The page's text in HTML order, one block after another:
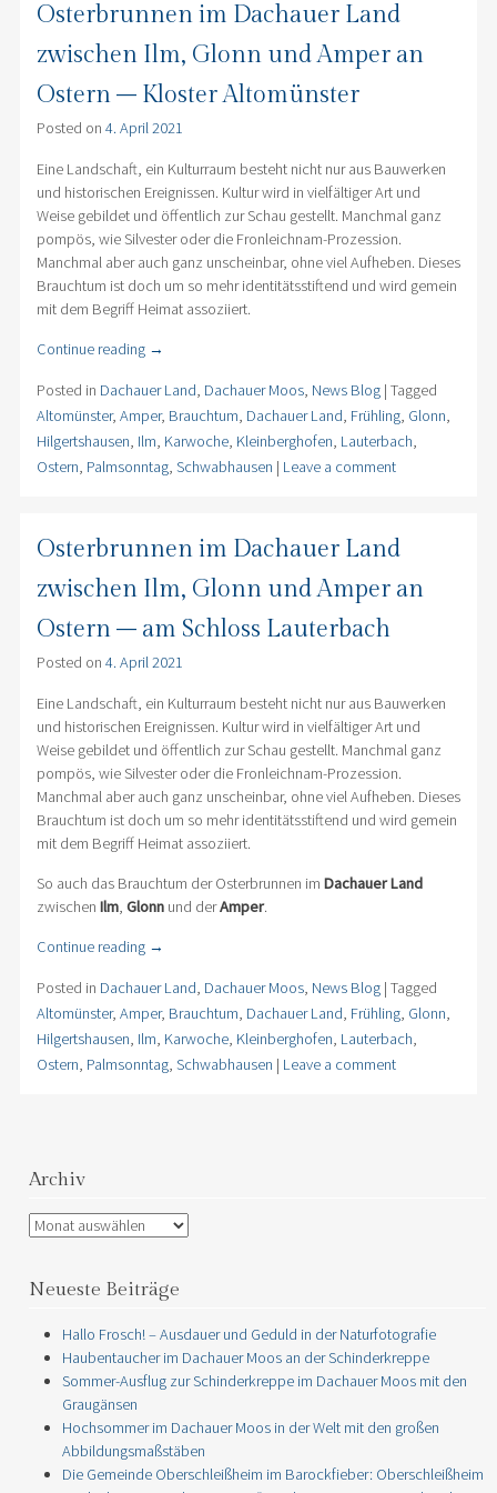
Osterbrunnen im Dachauer Land
zwischen Ilm, Glonn und Amper an
Ostern – Kloster Altomünster
Posted on 4. April 2021
Eine Landschaft, ein Kulturraum besteht nicht nur aus Bauwerken
und historischen Ereignissen. Kultur wird in vielfältiger Art und
Weise gebildet und öffentlich zur Schau gestellt. Manchmal ganz
pompös, wie Silvester oder die Fronleichnam-Prozession.
Manchmal aber auch ganz unscheinbar, ohne viel Aufheben. Dieses
Brauchtum ist doch um so mehr identitätsstiftend und wird gemein
mit dem Begriff Heimat assoziiert.
Continue reading →
Posted in Dachauer Land, Dachauer Moos, News Blog | Tagged
Altomünster, Amper, Brauchtum, Dachauer Land, Frühling, Glonn,
Hilgertshausen, Ilm, Karwoche, Kleinberghofen, Lauterbach,
Ostern, Palmsonntag, Schwabhausen | Leave a comment
Osterbrunnen im Dachauer Land
zwischen Ilm, Glonn und Amper an
Ostern – am Schloss Lauterbach
Posted on 4. April 2021
Eine Landschaft, ein Kulturraum besteht nicht nur aus Bauwerken
und historischen Ereignissen. Kultur wird in vielfältiger Art und
Weise gebildet und öffentlich zur Schau gestellt. Manchmal ganz
pompös, wie Silvester oder die Fronleichnam-Prozession.
Manchmal aber auch ganz unscheinbar, ohne viel Aufheben. Dieses
Brauchtum ist doch um so mehr identitätsstiftend und wird gemein
mit dem Begriff Heimat assoziiert.
So auch das Brauchtum der Osterbrunnen im Dachauer Land
zwischen Ilm, Glonnund derAmper.
Continue reading →
Posted in Dachauer Land, Dachauer Moos, News Blog | Tagged
Altomünster, Amper, Brauchtum, Dachauer Land, Frühling, Glonn,
Hilgertshausen, Ilm, Karwoche, Kleinberghofen, Lauterbach,
Ostern, Palmsonntag, Schwabhausen | Leave a comment
Archiv
Archiv
Neueste Beiträge
Hallo Frosch! – Ausdauer und Geduld in der Naturfotografie
Haubentaucher im Dachauer Moos an der Schinderkreppe
Sommer-Ausflug zur Schinderkreppe im Dachauer Moos mit den
Graugänsen
Hochsommer im Dachauer Moos in der Welt mit den großen
Abbildungsmaßstäben
Die Gemeinde Oberschleißheim im Barockfieber: Oberschleißheim